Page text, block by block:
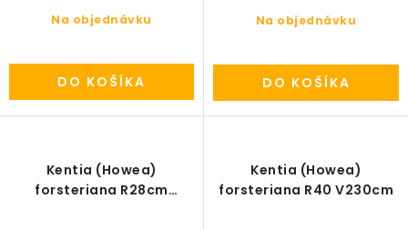
Na objednávku
DO KOŠÍKA
Na objednávku
DO KOŠÍKA
Kentia (Howea)
forsteriana R28cm
Kentia (Howea)
forsteriana R40 V230cm